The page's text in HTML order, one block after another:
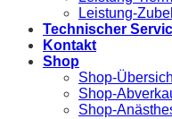
Leistung-
Technischer
Kontakt
Shop
Shop-
Shop-
Shop-